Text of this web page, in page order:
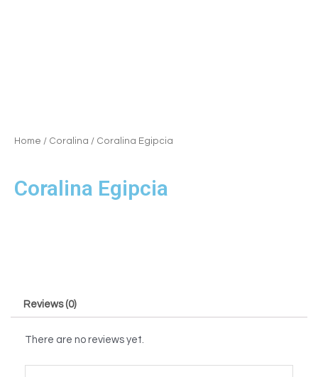
Home / Coralina / Coralina Egipcia
Coralina Egipcia
Reviews (0)
There are no reviews yet.